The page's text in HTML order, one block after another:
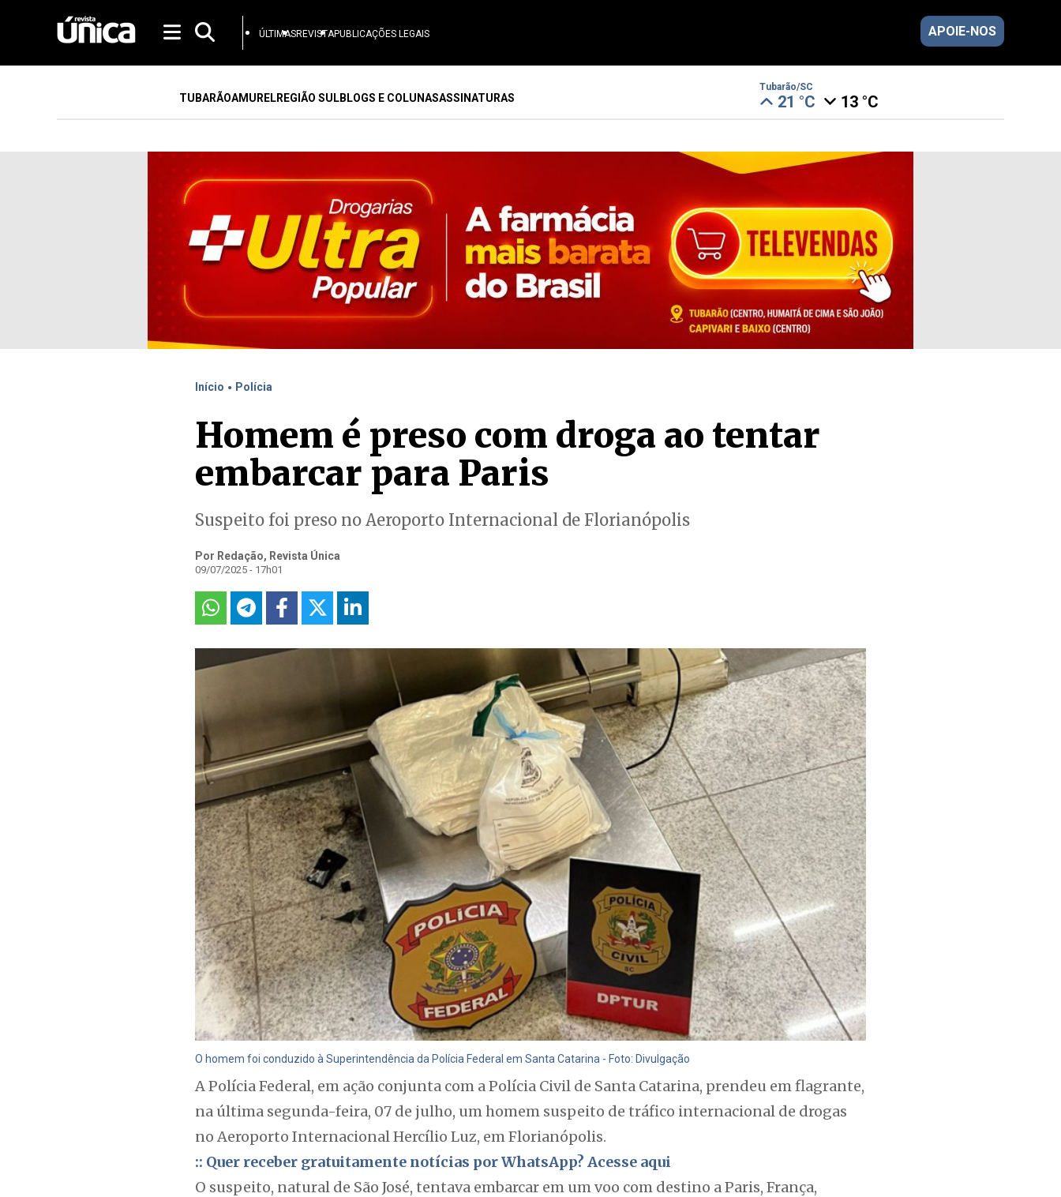
ÚLTIMASREVISTAPUBLICAÇÕES LEGAIS APOIE-NOS
TUBARÃOAMURELREGIÃO SULBLOGS E COLUNASASSINATURAS
Tubarão/SC
21 °C 13 °C
Início . Polícia
Homem é preso com droga ao tentar
embarcar para Paris
Suspeito foi preso no Aeroporto Internacional de Florianópolis
Por Redação, Revista Única
09/07/2025 - 17h01
O homem foi conduzido à Superintendência da Polícia Federal em Santa Catarina - Foto: Divulgação
A Polícia Federal, em ação conjunta com a Polícia Civil de Santa Catarina, prendeu em flagrante,
na última segunda-feira, 07 de julho, um homem suspeito de tráfico internacional de drogas
no Aeroporto Internacional Hercílio Luz, em Florianópolis.
:: Quer receber gratuitamente notícias por WhatsApp? Acesse aqui
O suspeito, natural de São José, tentava embarcar em um voo com destino a Paris, França,